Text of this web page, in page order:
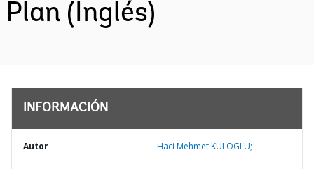
Plan (Inglés)
INFORMACIÓN
Autor Haci Mehmet KULOGLU;